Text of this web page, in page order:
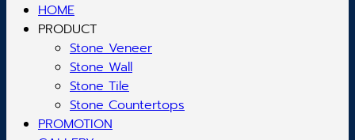
HOME
PRODUCT
Stone Veneer
Stone Wall
Stone Tile
Stone Countertops
PROMOTION